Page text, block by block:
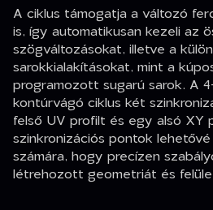
A ciklus támogatja a változó
is, így automatikusan kezeli az
szögváltozásokat, illetve a
sarokkialakításokat, mint a
programozott sugarú sarok. A
kontúrvágó ciklus két
felső UV profilt és egy alsó XY
szinkronizációs pontok
számára, hogy precízen
létrehozott geometriát és